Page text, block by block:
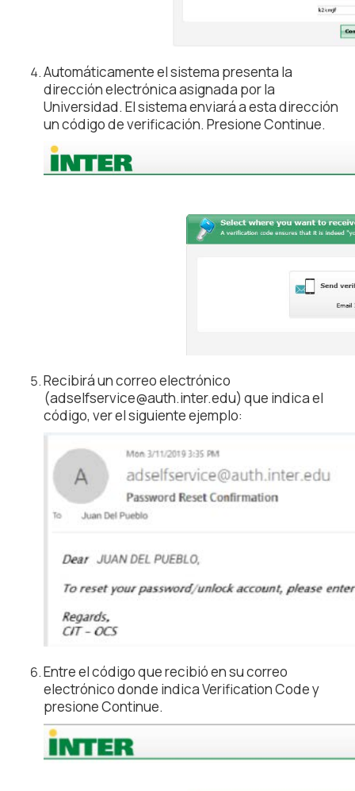
Automáticamente el sistema presenta la
dirección electrónica asignada por la
Universidad. El sistema enviará a esta dirección
un código de verificación. Presione Continue.
Recibirá un correo electrónico
(adselfservice@auth.inter.edu) que indica el
código, ver el siguiente ejemplo:
Entre el código que recibió en su correo
electrónico donde indica Verification Code y
presione Continue.